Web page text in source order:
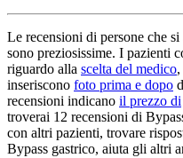
Le recensioni di persone che
sono preziosissime. I pazienti
riguardo alla scelta del medico,
inseriscono foto prima e dopo
recensioni indicano il prezzo di
troverai 12 recensioni di
con altri pazienti, trovare
Bypass gastrico, aiuta gli altri